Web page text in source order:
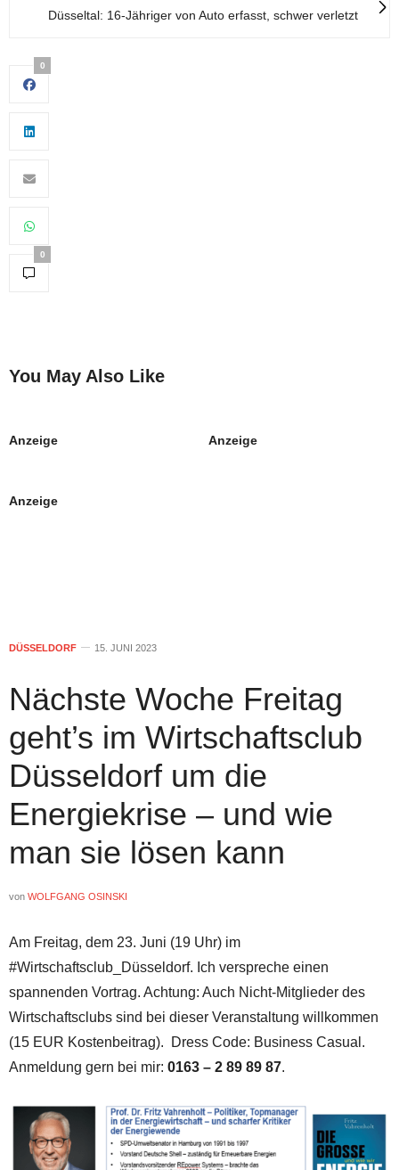
Düsseltal: 16-Jähriger von Auto erfasst, schwer verletzt
0
0
You May Also Like
Anzeige Anzeige
Anzeige
DÜSSELDORF 15. JUNI 2023
Nächste Woche Freitag
geht’s im Wirtschaftsclub
Düsseldorf um die
Energiekrise – und wie
man sie lösen kann
von WOLFGANG OSINSKI
Am Freitag, dem 23. Juni (19 Uhr) im
#Wirtschaftsclub_Düsseldorf. Ich verspreche einen
spannenden Vortrag. Achtung: Auch Nicht-Mitglieder des
Wirtschaftsclubs sind bei dieser Veranstaltung willkommen
(15 EUR Kostenbeitrag). Dress Code: Business Casual.
Anmeldung gern bei mir: 0163 – 2 89 89 87.